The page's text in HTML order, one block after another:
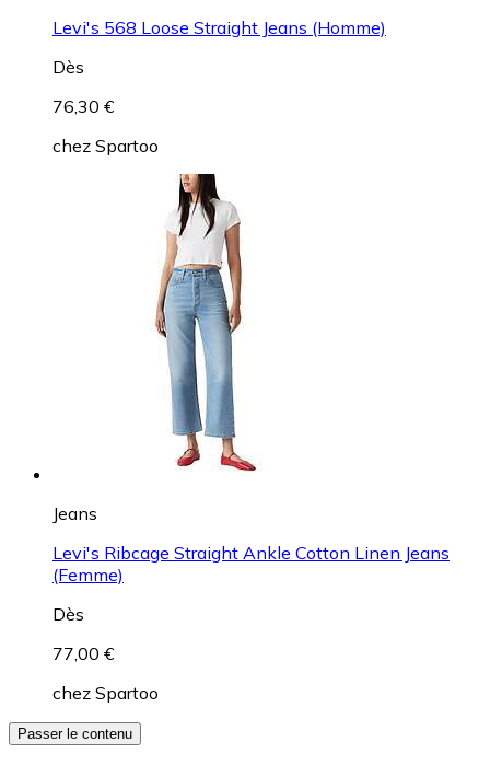
Levi's 568 Loose Straight Jeans (Homme)
Dès
76,30 €
chez Spartoo
Jeans
Levi's Ribcage Straight Ankle Cotton Linen Jeans
(Femme)
Dès
77,00 €
chez Spartoo
Passer le contenu